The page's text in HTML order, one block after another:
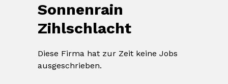
Sonnenrain
Zihlschlacht
Diese Firma hat zur Zeit keine Jobs
ausgeschrieben.